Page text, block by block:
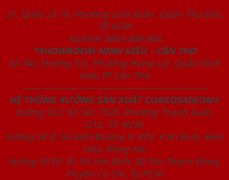
21, Quốc Lộ 1K, Phường Linh Xuân, Quận Thủ Đức,
TP.HCM
Hotline: 0855.400.400
*SHOWROOM NINH KIỀU – CẦN THƠ
Số 94c, Đường 3/2, Phường Hưng Lợi, Quận Ninh
Kiều,TP Cần Thơ
————————————————————
HỆ THỐNG XƯỞNG SẢN XUẤT CUAGOSAIGON®
Xưởng SX I: Số 361 TX25, Phường Thạnh Xuân,
Q12, TP. HCM.
Xưởng SX II: Số 60/3 Đường 9, KP2, P.An Bình, Biên
Hòa, Đồng Nai
Xưởng SX III: 81 Võ Văn Bích, Xã Tân Thạnh Đông,
Huyện Củ Chi, Tp.HCM